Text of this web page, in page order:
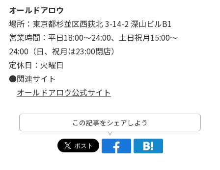
オールドアロウ
場所：東京都杉並区西荻北 3-14-2 深山ビルB1
営業時間：平日18:00～24:00、土日祝月15:00～
24:00（日、祝月は23:00閉店）
定休日：火曜日
●関連サイト
オールドアロウ公式サイト
この記事をシェアしよう